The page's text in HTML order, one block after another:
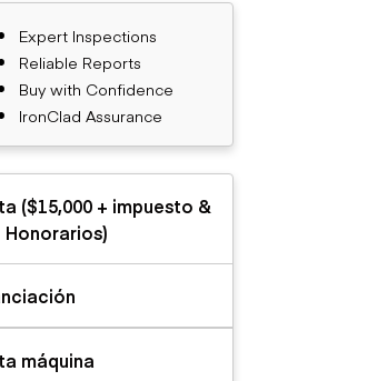
Expert Inspections
Reliable Reports
Buy with Confidence
IronClad Assurance
($15,000 + impuesto &
Honorarios)
máquina